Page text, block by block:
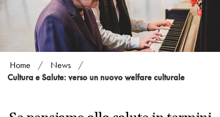
Home / News
/
Cultura e Salute: verso un nuovo welfare culturale